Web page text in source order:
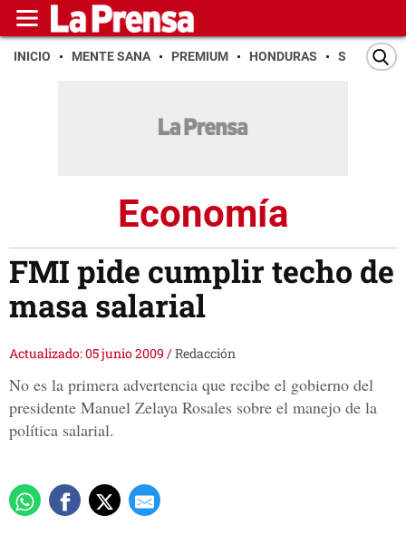
INICIO MENTE SANA PREMIUM HONDURAS SAN PEDRO
Economía
FMI pide cumplir techo de
masa salarial
Actualizado: 05 junio 2009 /Redacción
No es la primera advertencia que recibe el gobierno del
presidente Manuel Zelaya Rosales sobre el manejo de la
política salarial.